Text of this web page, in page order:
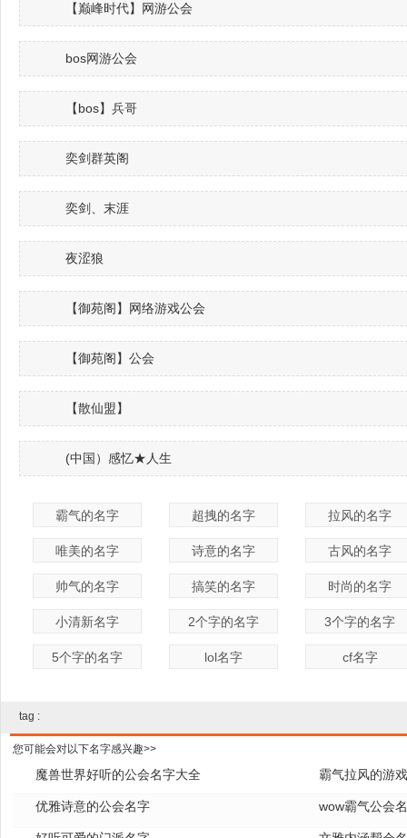
【巅峰时代】网游公会
bos网游公会
【bos】兵哥
奕剑群英阁
奕剑、末涯
夜涩狼
【御苑阁】网络游戏公会
【御苑阁】公会
【散仙盟】
(中国）感忆★人生
霸气的名字 超拽的名字 拉风的名字
唯美的名字 诗意的名字 古风的名字
帅气的名字 搞笑的名字 时尚的名字
小清新名字 2个字的名字 3个字的名字
5个字的名字 lol名字 cf名字
tag :
您可能会对以下名字感兴趣>>
魔兽世界好听的公会名字大全 霸气拉风的游
优雅诗意的公会名字 wow霸气公会